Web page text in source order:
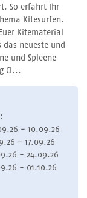
So erfahrt Ihr
Kitesurfen.
Kitematerial
neueste und
und Spleene
Cl...
- 10.09.26
- 17.09.26
- 24.09.26
- 01.10.26